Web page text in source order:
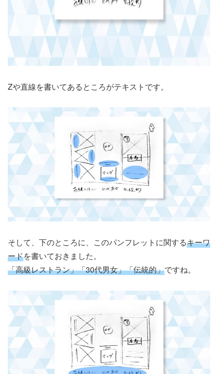
Zや直線を書いてあるところがテキストです。
そして、下のところに、このパンフレットに関するキーワ
ードを書いておきました。
「高級レストラン」「30代男女」「伝統的」ですね。